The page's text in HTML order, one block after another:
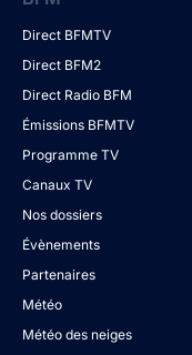
Direct BFMTV
Direct BFM2
Direct Radio BFM
Émissions BFMTV
Programme TV
Canaux TV
Nos dossiers
Évènements
Partenaires
Météo
Météo des neiges